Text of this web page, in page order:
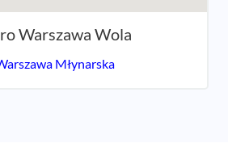
Warszawa Wola
Młynarska